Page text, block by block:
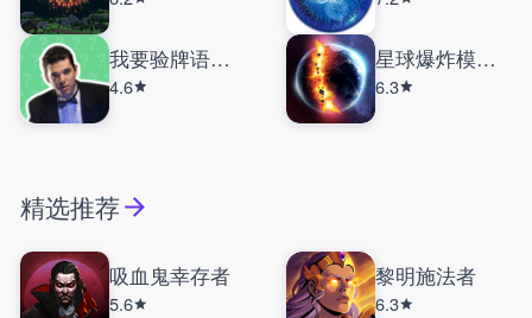
我要验牌语音盒
4.6
星球爆炸模拟器内置菜单
6.3
精选推荐
吸血鬼幸存者
5.6
黎明施法者
6.3